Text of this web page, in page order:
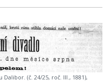
(č. 24/25, roč. III., 1881),